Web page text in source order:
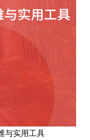
与实用工具